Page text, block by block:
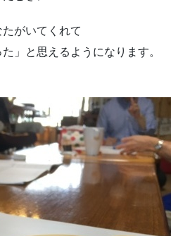
たがいてくれて
」と思えるようになります。